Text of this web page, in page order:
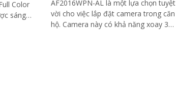
Color
sáng
AF2016WPN-AL là một lựa chọn tuyệt
vời cho việc lắp đặt camera trong căn
hộ. Camera này có khả năng xoay 360